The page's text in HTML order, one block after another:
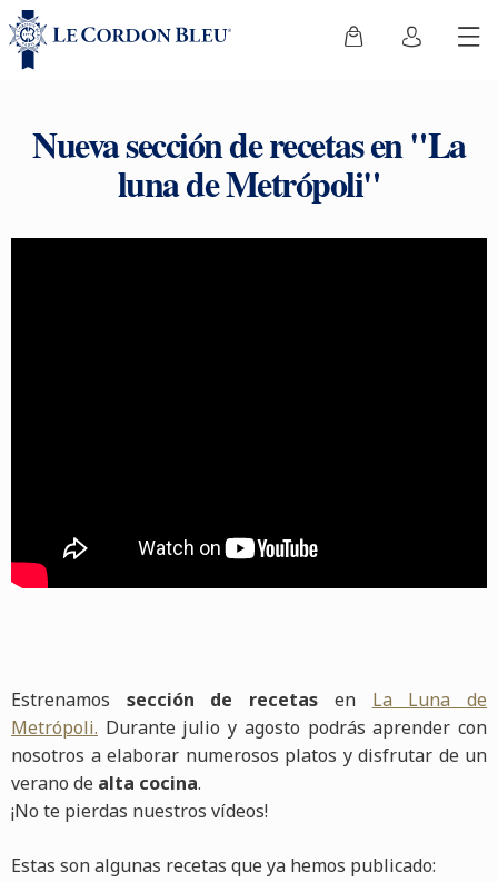
Nueva sección de recetas en "La
luna de Metrópoli"
Estrenamos sección de recetas en La Luna de
Metrópoli. Durante julio y agosto podrás aprender con
nosotros a elaborar numerosos platos y disfrutar de un
verano de alta cocina.
¡No te pierdas nuestros vídeos!
Estas son algunas recetas que ya hemos publicado: